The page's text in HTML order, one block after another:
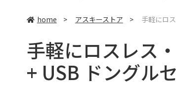
home > アスキーストア > 手軽にロ
手軽にロスレス
+ USB ドングル